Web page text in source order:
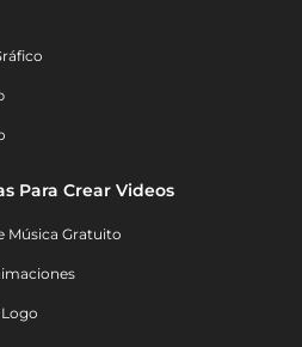
Para Crear Videos
Música Gratuito